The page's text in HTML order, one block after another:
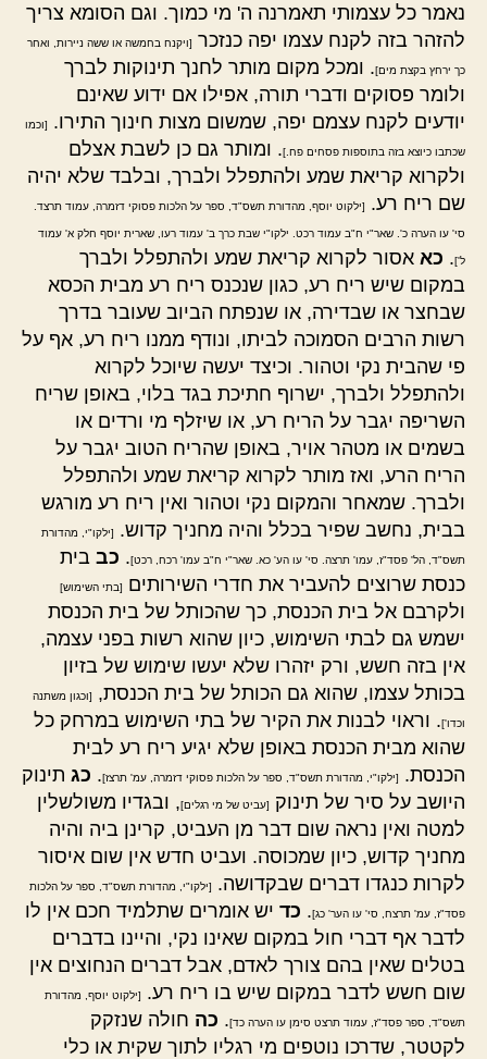
נאמר כל עצמותי תאמרנה ה' מי כמוך. וגם הסומא צריך
להזהר בזה לקנח עצמו יפה כנזכר [ויקנח בחמשה או ששה ניירות, ואחר
כך ירחץ בקצת מים]. ומכל מקום מותר לחנך תינוקות לברך
ולומר פסוקים ודברי תורה, אפילו אם ידוע שאינם
יודעים לקנח עצמם יפה, שמשום מצות חינוך התירו.
[וכמו
שכתבו כיוצא בזה בתוספות פסחים פח.]. ומותר גם כן לשבת אצלם
ולקרוא קריאת שמע ולהתפלל ולברך, ובלבד שלא יהיה
שם ריח רע.
[ילקוט יוסף, מהדורת תשס"ד, ספר על הלכות פסוקי דזמרה, עמוד תרצד.
סי' עו הערה כ'. שאר"י ח"ב עמוד רכט. ילקו"י שבת כרך ב' עמוד רעו, שארית יוסף חלק א' עמוד
ל']. כא אסור לקרוא קריאת שמע ולהתפלל ולברך
במקום שיש ריח רע, כגון שנכנס ריח רע מבית הכסא
שבחצר או שבדירה, או שנפתח הביוב שעובר בדרך
רשות הרבים הסמוכה לביתו, ונודף ממנו ריח רע, אף על
פי שהבית נקי וטהור. וכיצד יעשה שיוכל לקרוא
ולהתפלל ולברך, ישרוף חתיכת בגד בלוי, באופן שריח
השריפה יגבר על הריח רע, או שיזלף מי ורדים או
בשמים או מטהר אויר, באופן שהריח הטוב יגבר על
הריח הרע, ואז מותר לקרוא קריאת שמע ולהתפלל
ולברך. שמאחר והמקום נקי וטהור ואין ריח רע מורגש
בבית, נחשב שפיר בכלל והיה מחניך קדוש.
[ילקו"י, מהדורת
תשס"ד, הל' פסד"ז, עמו' תרצה. סי' עו הע' כא. שאר"י ח"ב עמו' רכח, רכט]. כב בית
כנסת שרוצים להעביר את חדרי השירותים
[בתי השימוש]
ולקרבם אל בית הכנסת, כך שהכותל של בית הכנסת
ישמש גם לבתי השימוש, כיון שהוא רשות בפני עצמה,
אין בזה חשש, ורק יזהרו שלא יעשו שימוש של בזיון
בכותל עצמו, שהוא גם הכותל של בית הכנסת,
[וכגון משתנה
וכדו']. וראוי לבנות את הקיר של בתי השימוש במרחק כל
שהוא מבית הכנסת באופן שלא יגיע ריח רע לבית
הכנסת.
[ילקו"י, מהדורת תשס"ד, ספר על הלכות פסוקי דזמרה, עמ' תרצז]. כג תינוק
היושב על סיר של תינוק
[עביט של מי רגלים], ובגדיו משולשלין
למטה ואין נראה שום דבר מן העביט, קרינן ביה והיה
מחניך קדוש, כיון שמכוסה. ועביט חדש אין שום איסור
לקרות כנגדו דברים שבקדושה.
[ילקו"י, מהדורת תשס"ד, ספר על הלכות
פסד"ז, עמ' תרצח, סי' עו הער' כג]. כד יש אומרים שתלמיד חכם אין לו
לדבר אף דברי חול במקום שאינו נקי, והיינו בדברים
בטלים שאין בהם צורך לאדם, אבל דברים הנחוצים אין
שום חשש לדבר במקום שיש בו ריח רע.
[ילקוט יוסף, מהדורת
תשס"ד, ספר פסד"ז, עמוד תרצט סימן עו הערה כד]. כה חולה שנזקק
לקטטר, שדרכו נוטפים מי רגליו לתוך שקית או כלי